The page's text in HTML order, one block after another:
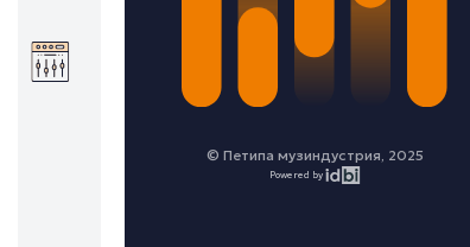
© Петипа музиндустрия, 2025
Powered by